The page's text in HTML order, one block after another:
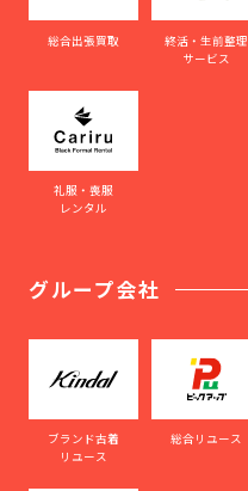
総合出張買取
終活・生前整理
サービス
礼服・喪服
レンタル
グループ会社
ブランド古着
リユース
総合リユース